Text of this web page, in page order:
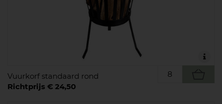
Vuurkorf standaard rond
Richtprijs € 24,50